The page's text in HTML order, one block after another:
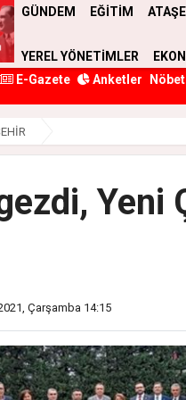
GÜNDEM EĞİTİM
YEREL YÖNETİMLER
E-Gazete Anketler
Yeni
Çarşamba 14:15